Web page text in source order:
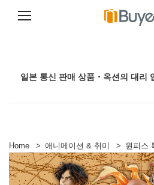
일본 통신 판매 상품・옥션의 대리
Home > 애니메이션 & 취미 > 원피스